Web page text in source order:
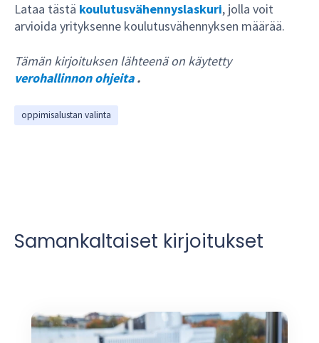
Lataa tästä koulutusvähennyslaskuri, jolla voit
arvioida yrityksenne koulutusvähennyksen määrää.
Tämän kirjoituksen lähteenä on käytetty
verohallinnon ohjeita.
oppimisalustan valinta
Samankaltaiset kirjoitukset